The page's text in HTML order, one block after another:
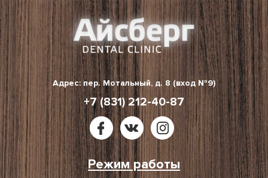
Skip
to
content
Адрес: пер. Мотальный, д. 8 (вход №9)
+7 (831) 212-40-87
Режим работы